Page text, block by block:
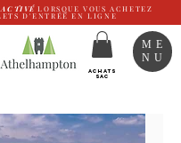
LORSQUE VOUS ACHETEZ
D'ENTRÉE EN LIGNE
ACHATS
SAC
ME
NU